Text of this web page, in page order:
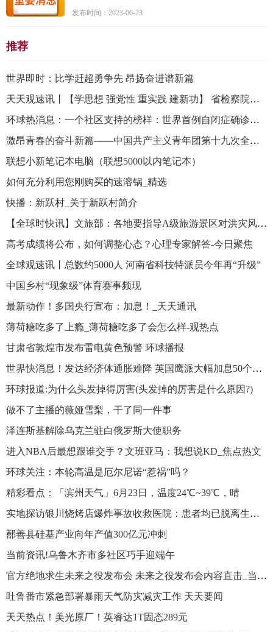
发布时间：2023-06-23
推荐
世界即时：比学赶超勇争先 昂扬奋进谱新篇
天天观速讯丨【学思想 强党性 重实践 建新功】 省检察院：坚持把检视整改贯穿始终 以解决突出问题深化主题教育成效
环球热消息：一个社区支持的榜样：世界首例自闭症确诊患者去世
激昂青春的奋斗新篇——中国共产主义青年团第十九次全国代表大会侧记|世界时快讯
联想小新笔记本电脑（联想5000以内笔记本）
如何充分利用您刚购买的速溶锅_精选
快播：新跃村_关于新跃村简介
【全球时快讯】文旅部：各地要指导A级旅游景区对洪灾风险区、地质灾害易发区等关键部位开展全面细致摸排
高考成绩将公布，如何调整心态？心理专家解答-今日聚焦
全球观速讯丨总数约5000人 河南省科技特派员今年再“升级”
中国乡村“现象级”体育赛事频现
最新动作！多国央行宣布：加息！_天天通讯
薄荷糖吃多了上瘾_薄荷糖吃多了会怎么样-观热点
甘肃省敦煌市发布雷电黄色预警 环球播报
世界快消息！发达经济体通胀难降 英国鹰派大幅加息50个基点
环球报道:为什么头发掉得厉害(头发掉的厉害是什么原因?)
做不了主播的薇娅雪梨，干了同一件事
泽连斯基解除乌克兰驻白俄罗斯大使职务
进入NBA后最想跟谁交手？文班亚马：我想说KD_焦点热文
环球关注：本轮高温是厄尔尼诺“惹祸”吗？
精彩看点：「滨州天气」6月23日，温度24℃~39℃，晴
实地探访银川烧烤店爆炸事故收救医院：患者均已脱离生命危险
鄯善县硅基产业向年产值300亿元冲刺
当前资讯!乌鲁木齐市多社区巧手迎端午
官方绝地求生未来之役发布会 未来之役发布会内容直击_当前消息
吐鲁番市紧急部署暴雨天气防灾减灾工作 天天要闻
天天热点！美光原厂！英睿达1T固态289元